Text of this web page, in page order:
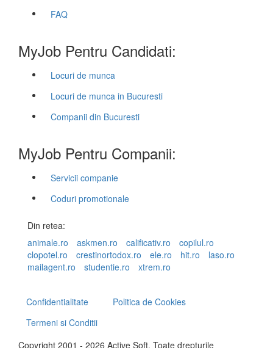
FAQ
MyJob Pentru Candidati:
Locuri de munca
Locuri de munca in Bucuresti
Companii din Bucuresti
MyJob Pentru Companii:
Servicii companie
Coduri promotionale
Din retea:
animale.ro
askmen.ro calificativ.ro
copilul.ro
clopotel.ro
crestinortodox.ro ele.ro hit.ro
laso.ro
mailagent.ro
studentie.ro xtrem.ro
Confidentialitate
Politica de Cookies
Termeni si Conditii
Copyright 2001 - 2026 Active Soft. Toate drepturile